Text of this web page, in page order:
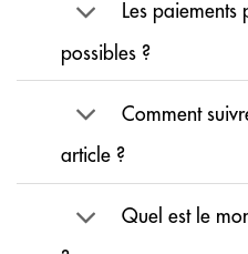
Les paiements
possibles ?
Comment
article ?
Quel est le